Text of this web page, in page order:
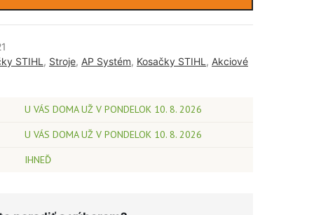
STIHL , Stroje, AP Systém, Kosačky STIHL , Akciové
U VÁS DOMA UŽ V PONDELOK 10. 8. 2026
U VÁS DOMA UŽ V PONDELOK 10. 8. 2026
IHNEĎ